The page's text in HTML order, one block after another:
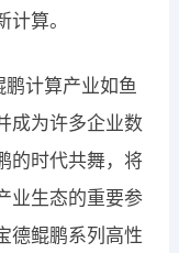
算。
鹏计算产业如鱼
成为许多企业数
的时代共舞，将
业生态的重要参
德鲲鹏系列高性